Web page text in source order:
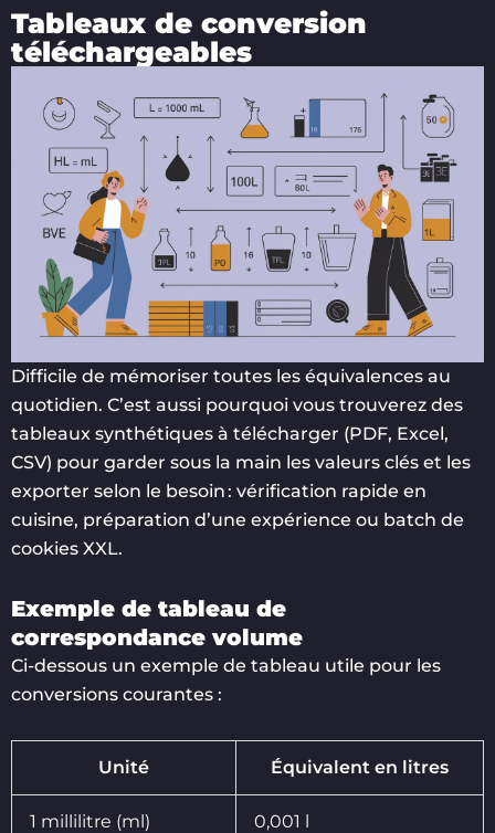
Tableaux de conversion
téléchargeables
Difficile de mémoriser toutes les équivalences au
quotidien. C’est aussi pourquoi vous trouverez des
tableaux synthétiques à télécharger (PDF, Excel,
CSV) pour garder sous la main les valeurs clés et les
exporter selon le besoin : vérification rapide en
cuisine, préparation d’une expérience ou batch de
cookies XXL.
Exemple de tableau de
correspondance volume
Ci-dessous un exemple de tableau utile pour les
conversions courantes :
Unité Équivalent en litres
1 millilitre (ml) 0,001 l